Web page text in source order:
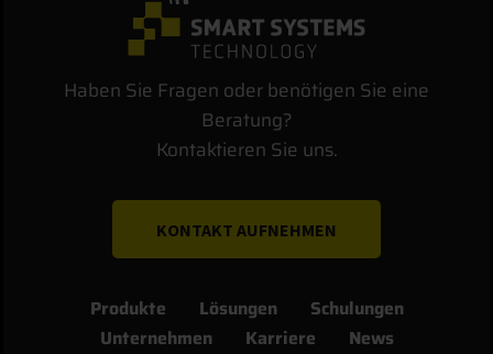
Haben Sie Fragen oder benötigen Sie eine
Beratung?
Kontaktieren Sie uns.
KONTAKT AUFNEHMEN
Produkte Lösungen
Schulungen
Unternehmen
Karriere News